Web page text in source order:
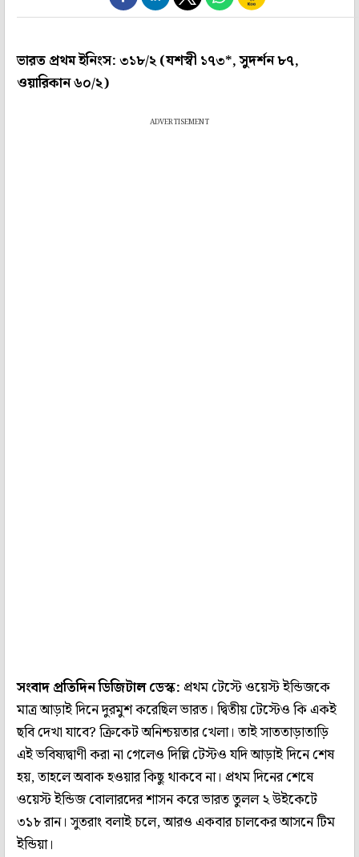
ভারত প্রথম ইনিংস: ৩১৮/২ (যশস্বী ১৭৩*, সুদর্শন ৮৭,
ওয়ারিকান ৬০/২)
ADVERTISEMENT
সংবাদ প্রতিদিন ডিজিটাল ডেস্ক:প্রথম টেস্টে ওয়েস্ট ইন্ডিজকে
মাত্র আড়াই দিনে দুরমুশ করেছিল ভারত। দ্বিতীয় টেস্টেও কি একই
ছবি দেখা যাবে? ক্রিকেট অনিশ্চয়তার খেলা। তাই সাততাড়াতাড়ি
এই ভবিষ্যদ্বাণী করা না গেলেও দিল্লি টেস্টও যদি আড়াই দিনে শেষ
হয়, তাহলে অবাক হওয়ার কিছু থাকবে না। প্রথম দিনের শেষে
ওয়েস্ট ইন্ডিজ বোলারদের শাসন করে ভারত তুলল ২ উইকেটে
৩১৮ রান। সুতরাং বলাই চলে, আরও একবার চালকের আসনে টিম
ইন্ডিয়া।